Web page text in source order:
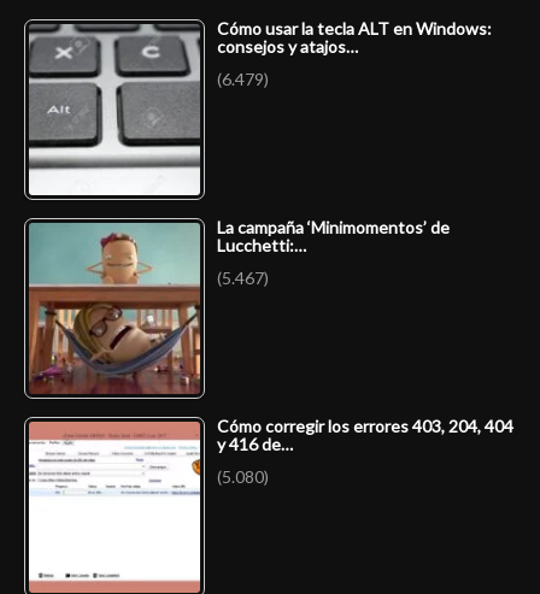
Cómo usar la tecla ALT en Windows:
consejos y atajos…
(6.479)
La campaña ‘Minimomentos’ de
Lucchetti:…
(5.467)
Cómo corregir los errores 403, 204, 404
y 416 de…
(5.080)